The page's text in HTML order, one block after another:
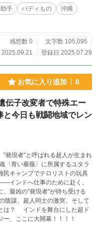
る場合には、 事前に注意書き
史ファンタジー小説も書いてま
･アルファポリス様 https://w
732419783 ・小説家になろ
手 バディもの
沖縄
感想数 0
文字数 105,095
2025.09.21
登録日 2025.07.29
お気に入り追加 8
伝子改変者で特殊エー
と今日も戦闘地域でレン
発現者"と呼ばれる超人が生まれ
民キャンプでテロリストの玩具
インドへ仕事のために赴く。
最凶の"発現者"が待ち受ける
た超ド
、ここに大開幕！！！！